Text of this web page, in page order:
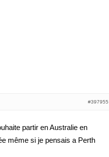
#397955
partir en Australie en
même si je pensais a Perth